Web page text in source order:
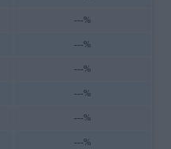
---%
---%
---%
---%
---%
---%